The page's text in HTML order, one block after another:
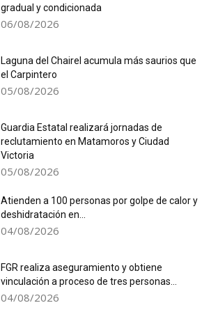
gradual y condicionada
06/08/2026
Laguna del Chairel acumula más saurios que
el Carpintero
05/08/2026
Guardia Estatal realizará jornadas de
reclutamiento en Matamoros y Ciudad
Victoria
05/08/2026
Atienden a 100 personas por golpe de calor y
deshidratación en...
04/08/2026
FGR realiza aseguramiento y obtiene
vinculación a proceso de tres personas...
04/08/2026